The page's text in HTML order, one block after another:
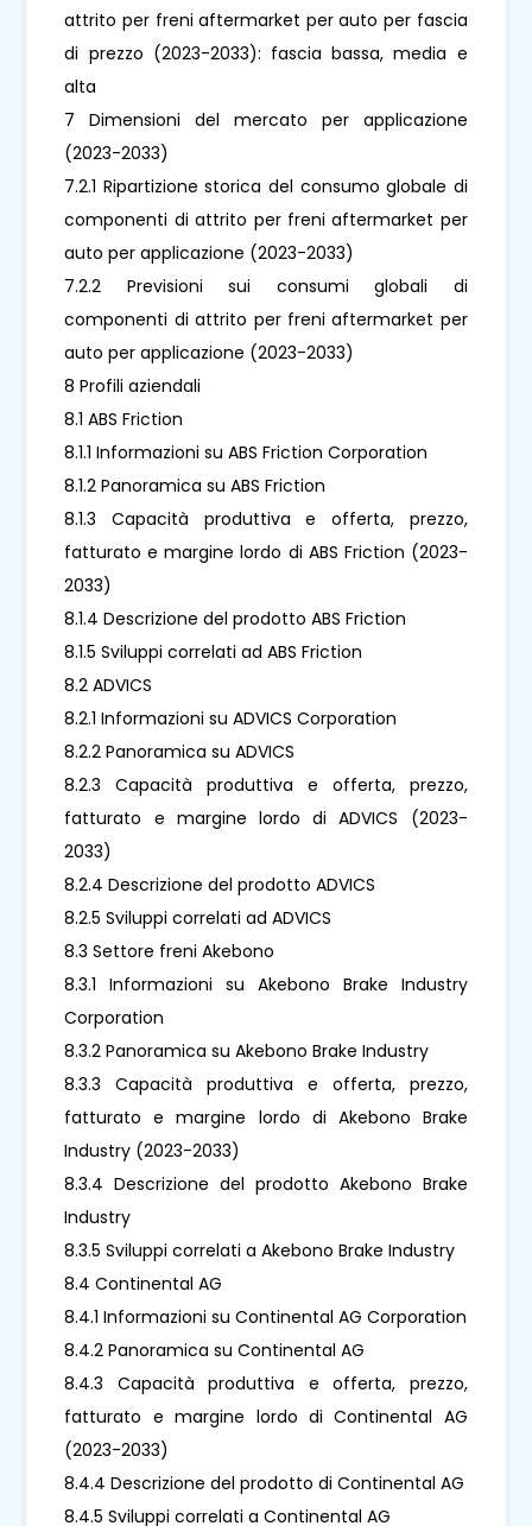
attrito per freni aftermarket per auto per fascia
di prezzo (2023-2033): fascia bassa, media e
alta
7 Dimensioni del mercato per applicazione
(2023-2033)
7.2.1 Ripartizione storica del consumo globale di
componenti di attrito per freni aftermarket per
auto per applicazione (2023-2033)
7.2.2 Previsioni sui consumi globali di
componenti di attrito per freni aftermarket per
auto per applicazione (2023-2033)
8 Profili aziendali
8.1 ABS Friction
8.1.1 Informazioni su ABS Friction Corporation
8.1.2 Panoramica su ABS Friction
8.1.3 Capacità produttiva e offerta, prezzo,
fatturato e margine lordo di ABS Friction (2023-
2033)
8.1.4 Descrizione del prodotto ABS Friction
8.1.5 Sviluppi correlati ad ABS Friction
8.2 ADVICS
8.2.1 Informazioni su ADVICS Corporation
8.2.2 Panoramica su ADVICS
8.2.3 Capacità produttiva e offerta, prezzo,
fatturato e margine lordo di ADVICS (2023-
2033)
8.2.4 Descrizione del prodotto ADVICS
8.2.5 Sviluppi correlati ad ADVICS
8.3 Settore freni Akebono
8.3.1 Informazioni su Akebono Brake Industry
Corporation
8.3.2 Panoramica su Akebono Brake Industry
8.3.3 Capacità produttiva e offerta, prezzo,
fatturato e margine lordo di Akebono Brake
Industry (2023-2033)
8.3.4 Descrizione del prodotto Akebono Brake
Industry
8.3.5 Sviluppi correlati a Akebono Brake Industry
8.4 Continental AG
8.4.1 Informazioni su Continental AG Corporation
8.4.2 Panoramica su Continental AG
8.4.3 Capacità produttiva e offerta, prezzo,
fatturato e margine lordo di Continental AG
(2023-2033)
8.4.4 Descrizione del prodotto di Continental AG
8.4.5 Sviluppi correlati a Continental AG